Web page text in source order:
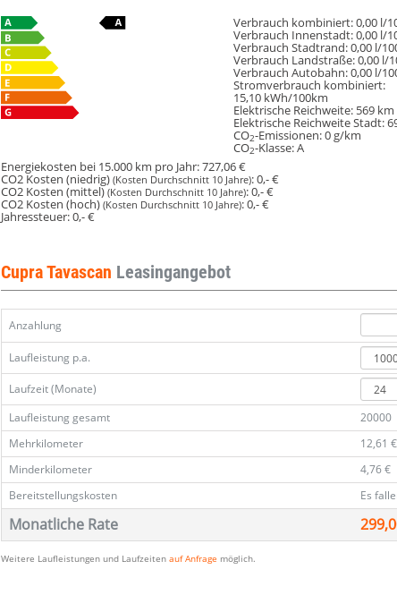
77
kWh
#Ganzjahresreifen
#Einparkhilfe
77
kWh
#Ganzjahresreifen
#Einparkhilfe
Verbrauch kombiniert:0,00 l/
Verbrauch Innenstadt:0,00 l/
Verbrauch Stadtrand:0,00 l/
Verbrauch Landstraße:0,00 l/
Verbrauch Autobahn:0,00 l/
Stromverbrauch kombiniert:
15,10 kWh/100km
Elektrische Reichweite: 569 km
Elektrische Reichweite Stadt:
CO2-Emissionen:0 g/km
CO2-Klasse:A
Energiekosten bei 15.000 km pro Jahr:727,06 €
CO2 Kosten (niedrig)(Kosten Durchschnitt 10 Jahre):0,- €
CO2 Kosten (mittel)(Kosten Durchschnitt 10 Jahre):0,- €
CO2 Kosten (hoch)(Kosten Durchschnitt 10 Jahre):0,- €
Jahressteuer:0,- €
Cupra Tavascan Leasingangebot
Anzahlung
Laufleistung p.a.
Laufzeit (Monate)
Laufleistung gesamt
20000
Mehrkilometer
12,61 €
Minderkilometer
4,76 €
Bereitstellungskosten
Es
Monatliche Rate
Weitere Laufleistungen und Laufzeitenauf Anfrage möglich.